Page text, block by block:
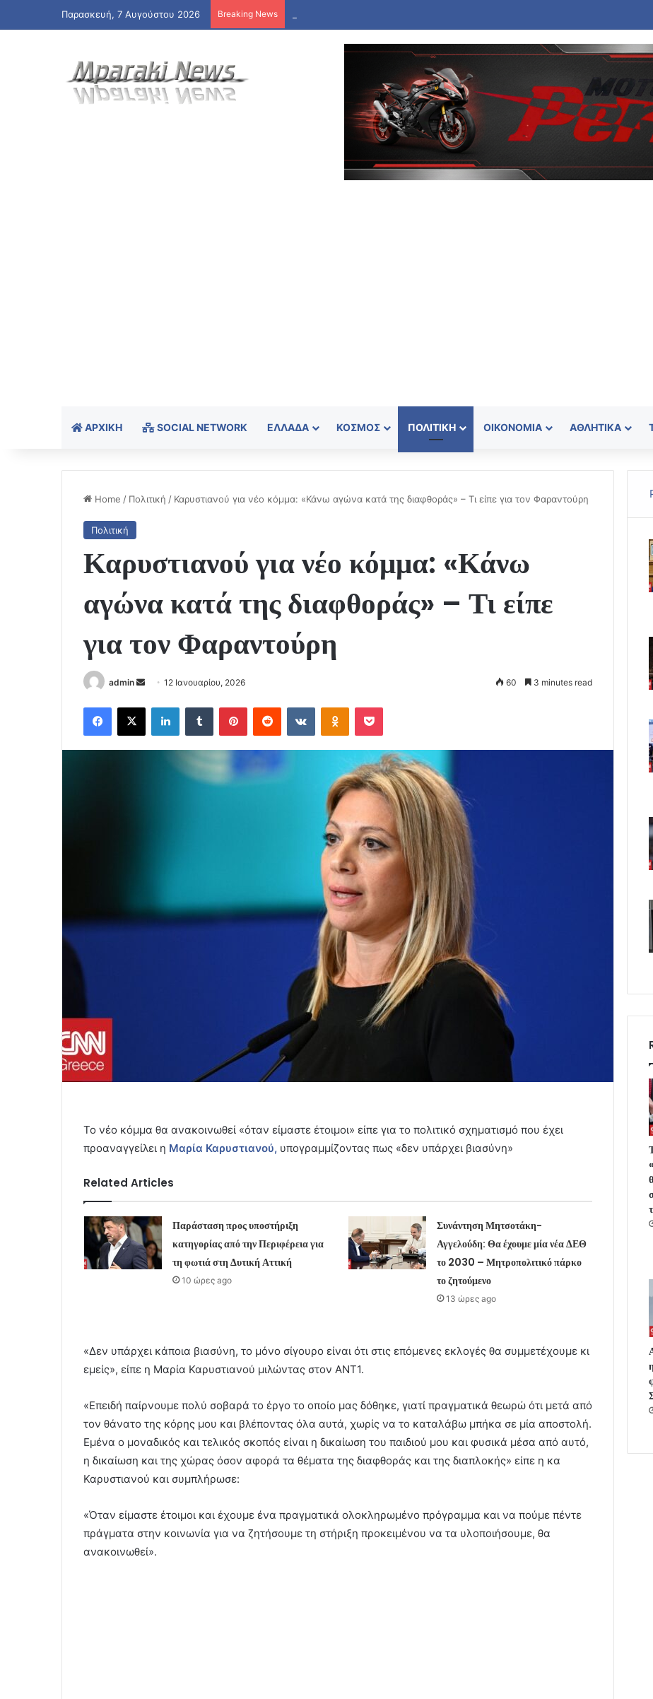
Παρασκευή, 7 Αυγούστου 2026 Breaking News
ΑΡΧΙΚΉ SOCIAL NETWORK ΕΛΛΆΔΑ ΚΌΣΜΟΣ ΠΟΛΙΤΙΚΉ ΟΙΚΟΝΟΜΊΑ ΑΘΛΗΤΙΚΆ
Home / Πολιτική / Καρυστιανού για νέο κόμμα: «Κάνω αγώνα κατά της διαφθοράς» – Τι είπε για τον Φαραντούρη
Πολιτική
Καρυστιανού για νέο κόμμα: «Κάνω
αγώνα κατά της διαφθοράς» – Τι είπε
για τον Φαραντούρη
admin
Send
email
12 Ιανουαρίου, 2026 60 3 minutes read
Facebook
X LinkedInTumblr PinterestReddit VKontakteOdnoklassniki
Pocket
Το νέο κόμμα θα ανακοινωθεί «όταν είμαστε έτοιμοι» είπε για το πολιτικό σχηματισμό που έχει
προαναγγείλει η Μαρία Καρυστιανού, υπογραμμίζοντας πως «δεν υπάρχει βιασύνη»
Related Articles
Παράσταση προς υποστήριξη
κατηγορίας από την Περιφέρεια για
τη φωτιά στη Δυτική Αττική
10 ώρες ago
Συνάντηση Μητσοτάκη-
Αγγελούδη: Θα έχουμε μία νέα ΔΕΘ
το 2030 – Μητροπολιτικό πάρκο
το ζητούμενο
13 ώρες ago
«Δεν υπάρχει κάποια βιασύνη, το μόνο σίγουρο είναι ότι στις επόμενες εκλογές θα συμμετέχουμε κι
εμείς», είπε η Μαρία Καρυστιανού μιλώντας στον ΑΝΤ1.
«Επειδή παίρνουμε πολύ σοβαρά το έργο το οποίο μας δόθηκε, γιατί πραγματικά θεωρώ ότι μετά από
τον θάνατο της κόρης μου και βλέποντας όλα αυτά, χωρίς να το καταλάβω μπήκα σε μία αποστολή.
Εμένα ο μοναδικός και τελικός σκοπός είναι η δικαίωση του παιδιού μου και φυσικά μέσα από αυτό,
η δικαίωση και της χώρας όσον αφορά τα θέματα της διαφθοράς και της διαπλοκής» είπε η κα
Καρυστιανού και συμπλήρωσε:
«Όταν είμαστε έτοιμοι και έχουμε ένα πραγματικά ολοκληρωμένο πρόγραμμα και να πούμε πέντε
πράγματα στην κοινωνία για να ζητήσουμε τη στήριξη προκειμένου να τα υλοποιήσουμε, θα
ανακοινωθεί».